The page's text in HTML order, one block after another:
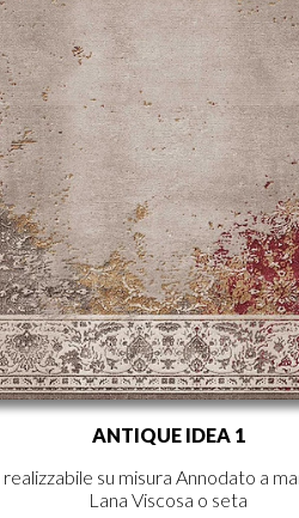
ANTIQUE IDEA 1
su misura Annodato a
Lana Viscosa o seta